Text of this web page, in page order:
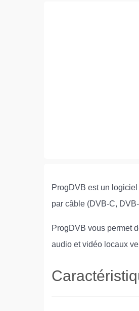
ProgDVB est un
par câble (DVB-C,
ProgDVB vous permet
audio et vidéo locaux